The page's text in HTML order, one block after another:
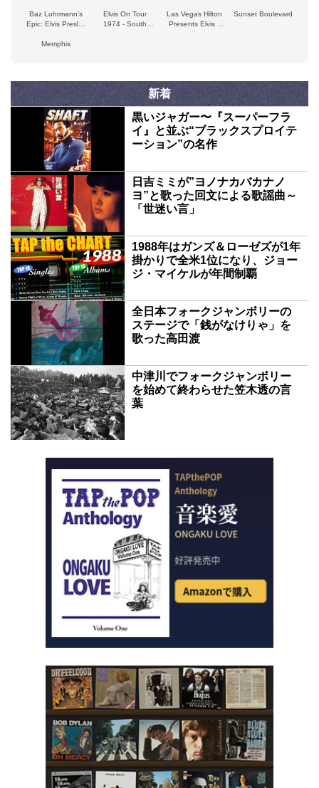
Baz Luhrmann’s
Epic: Elvis Presley
Original Motion
Elvis On Tour
1974 - South
Las Vegas Hilton
Presents Elvis -
Sunset Boulevard
Memphis
新着
黒いジャガー〜『スーパーフラ
イ』と並ぶ“ブラックスプロイテ
ーション”の名作
日吉ミミが”ヨノナカバカナノ
ヨ”と歌った回文による歌謡曲～
「世迷い言」
1988年はガンズ＆ローゼズが1年
掛かりで全米1位になり、ジョー
ジ・マイケルが年間制覇
全日本フォークジャンボリーの
ステージで「銭がなけりゃ」を
歌った高田渡
中津川でフォークジャンボリー
を始めて終わらせた笠木透の言
葉